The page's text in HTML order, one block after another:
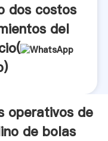
dos costos
del
)
operativos de
de bolas